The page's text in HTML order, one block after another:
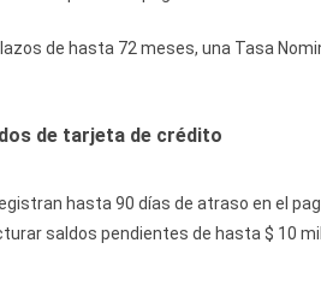
de hasta 72 meses, una Tasa
de tarjeta de crédito
hasta 90 días de atraso en el
saldos pendientes de hasta $ 10